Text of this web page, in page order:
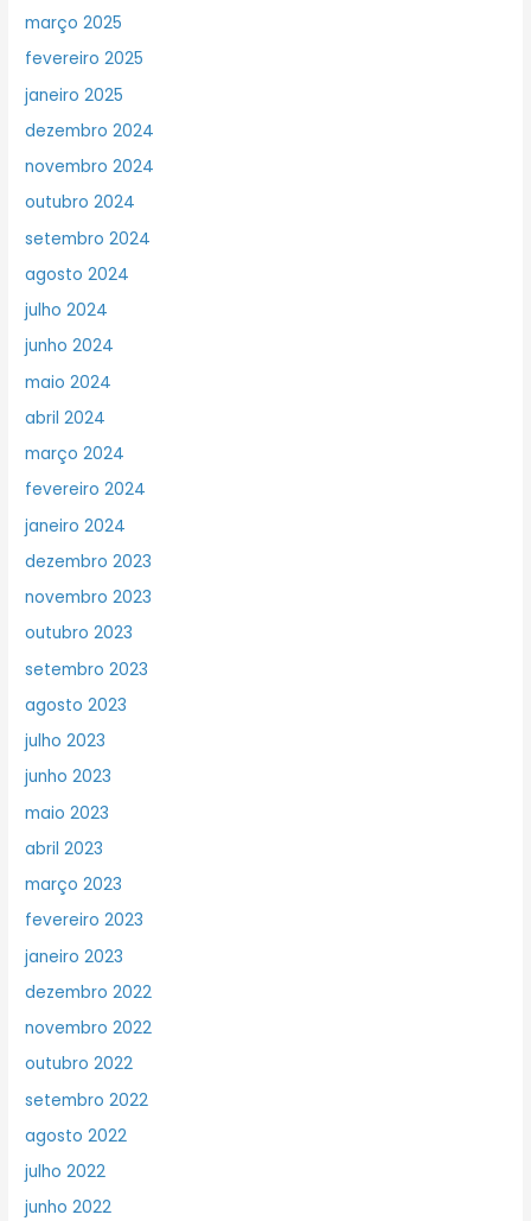
março 2025
fevereiro 2025
janeiro 2025
dezembro 2024
novembro 2024
outubro 2024
setembro 2024
agosto 2024
julho 2024
junho 2024
maio 2024
abril 2024
março 2024
fevereiro 2024
janeiro 2024
dezembro 2023
novembro 2023
outubro 2023
setembro 2023
agosto 2023
julho 2023
junho 2023
maio 2023
abril 2023
março 2023
fevereiro 2023
janeiro 2023
dezembro 2022
novembro 2022
outubro 2022
setembro 2022
agosto 2022
julho 2022
junho 2022